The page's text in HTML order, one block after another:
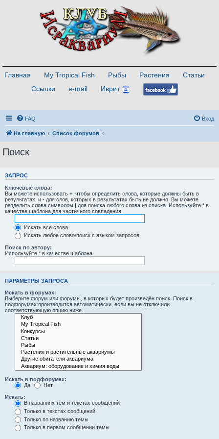
Главная My Tropical Fish Рыбы Растения
Статьи
Ссылки
e-mail Иврит
FAQ Вход
На главную Список форумов
Поиск
ЗАПРОС
Ключевые слова:
Вы можете использовать + , чтобы определить слова, которые должны быть в
результатах, и - для слов, которых в результатах быть не должно. Вы можете
разделить слова символом | для поиска любого слова из списка. Используйте * в
качестве шаблона для частичного совпадения.
Искать все слова
Искать любое слово/поиск с языком запросов
Поиск по автору:
Используйте * в качестве шаблона.
ПАРАМЕТРЫ ЗАПРОСА
Искать в форумах:
Выберите форум или форумы, в которых будет произведён поиск. Поиск в
подфорумах производится автоматически, если вы не отключили
соответствующую опцию ниже.
Искать в подфорумах:
Да
Нет
Искать:
В названиях тем и текстах сообщений
Только в текстах сообщений
Только по названию темы
Только в первом сообщении темы